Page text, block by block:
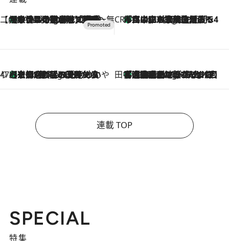
【CREA×星野リゾート】唯一無二。癒しと発見が待つ場所へ
1 Hour Ago
【トンボの足水浴】ヒノキの香りに包まれて涼感マックス！約13℃の湧水かけ流しを避暑地「星野温泉 トンボの湯」で体験 CREA'S CHOICE
3 Hours Ago
「立川にも歌舞伎があるんだよ」 片岡仁左衛門・市川中車ら豪華座組みで4年目の立川立飛歌舞伎へ
47都道府県の手みやげ ひんやりスイーツで夏を満喫
3 Hours Ago
【京都府】この夏絶対食べたい 冷やしておいしいおやつ3選 ひと口目から心を掴む新緑のテリーヌ 田中稲の勝手に再ブーム
8 Hours Ago
「湘南乃風に憧れて」観客大盛上がりの“タオル回し”に、ラッパー顔負けの高速歌唱まで…さだまさし（74）のアグレッシブすぎる現在地
連載 TOP
SPECIAL
特集